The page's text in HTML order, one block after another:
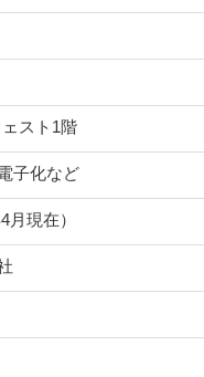
スト1階
子化など
現在）